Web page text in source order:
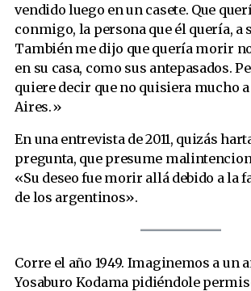
vendido luego en un casete. Que
conmigo, la persona que él quería, a
También me dijo que quería morir
en su casa, como sus antepasados.
quiere decir que no quisiera mucho a
Aires.»
En una entrevista de 2011, quizás
pregunta, que presume
«Su deseo fue morir allá debido a la
de los argentinos».
Corre el año 1949. Imaginemos a un
Yosaburo Kodama pidiéndole